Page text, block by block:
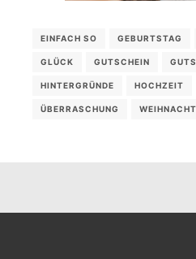
EINFACH SO GEBURTSTAG
GLÜCK GUTSCHEIN
HINTERGRÜNDE HOCHZEIT
ÜBERRASCHUNG